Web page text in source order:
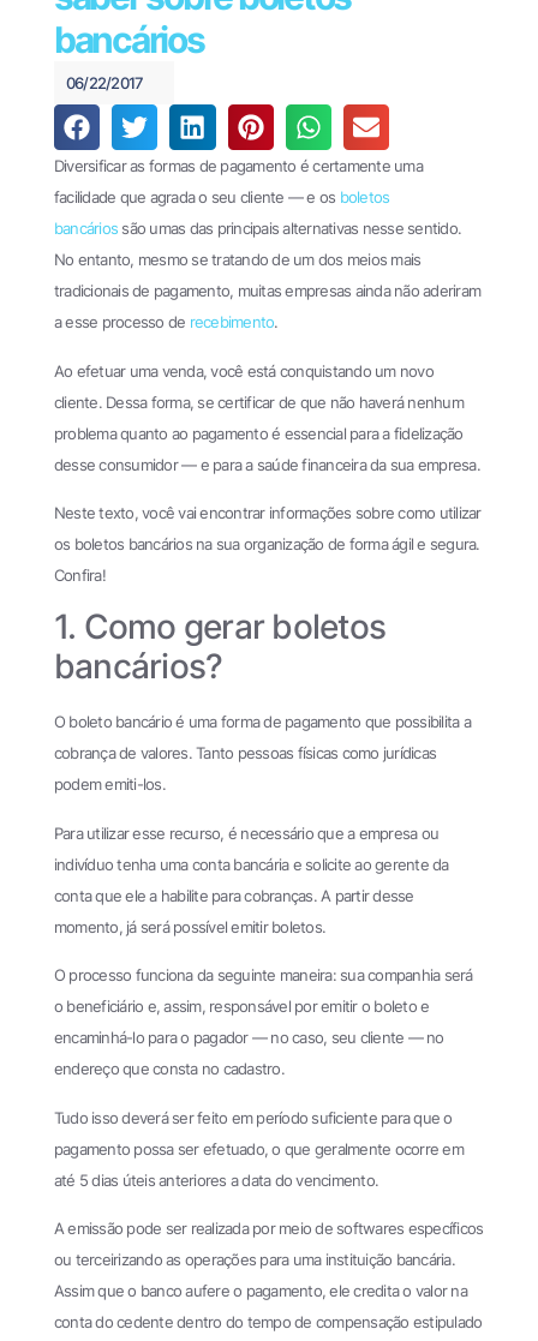
PagPlan
Documentos
Oobj
File
Transfer
Enterprise
EDI
Business
0123
bancários
06/22/2017
Diversificar as formas de pagamento é certamente uma
facilidade que agrada o seu cliente — e os boletos
bancários são umas das principais alternativas nesse sentido.
No entanto, mesmo se tratando de um dos meios mais
tradicionais de pagamento, muitas empresas ainda não aderiram
a esse processo de recebimento.
Ao efetuar uma venda, você está conquistando um novo
cliente. Dessa forma, se certificar de que não haverá nenhum
problema quanto ao pagamento é essencial para a fidelização
desse consumidor — e para a saúde financeira da sua empresa.
Neste texto, você vai encontrar informações sobre como utilizar
os boletos bancários na sua organização de forma ágil e segura.
Confira!
1. Como gerar boletos
bancários?
O boleto bancário é uma forma de pagamento que possibilita a
cobrança de valores. Tanto pessoas físicas como jurídicas
podem emiti-los.
Para utilizar esse recurso, é necessário que a empresa ou
indivíduo tenha uma conta bancária e solicite ao gerente da
conta que ele a habilite para cobranças. A partir desse
momento, já será possível emitir boletos.
O processo funciona da seguinte maneira: sua companhia será
o beneficiário e, assim, responsável por emitir o boleto e
encaminhá-lo para o pagador — no caso, seu cliente — no
endereço que consta no cadastro.
Tudo isso deverá ser feito em período suficiente para que o
pagamento possa ser efetuado, o que geralmente ocorre em
até 5 dias úteis anteriores a data do vencimento.
A emissão pode ser realizada por meio de softwares específicos
ou terceirizando as operações para uma instituição bancária.
Assim que o banco aufere o pagamento, ele credita o valor na
conta do cedente dentro do tempo de compensação estipulado